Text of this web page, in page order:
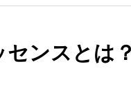
センスとは